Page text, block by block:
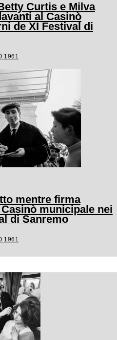
Curtis e Milva
al Casinò
de XI Festival di
1961
mentre firma
municipale nei
di Sanremo
1961